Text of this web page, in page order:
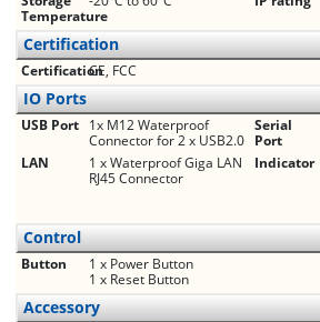
Temperature
Certification
CertificationCE, FCC
IO Ports
USB Port 1x M12 Waterproof
Connector for 2 x USB2.0
Serial
Port
LAN
1 x Waterproof Giga LAN
RJ45 Connector
Indicator
Control
Button
1 x Power Button
1 x Reset Button
Accessory